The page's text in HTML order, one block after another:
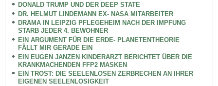
DONALD TRUMP UND DER DEEP STATE
DR. HELMUT LINDEMANN EX- NASA MITARBEITER
DRAMA IN LEIPZIG PFLEGEHEIM NACH DER IMPFUNG
STARB JEDER 4. BEWOHNER
EIN ARGUMENT FÜR DIE ERDE- PLANETENTHEORIE
FÄLLT MIR GERADE EIN
EIN EUGEN JANZEN KINDERARZT BERICHTET ÜBER DIE
KRANKMACHENDEN FFP2 MASKEN
EIN TROST: DIE SEELENLOSEN ZERBRECHEN AN IHRER
EIGENEN SEELENLOSIGKEIT